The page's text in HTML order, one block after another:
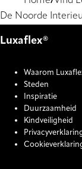
De Noorde
Luxaflex®
Waarom
Steden
Inspiratie
Duurzaamheid
Kindveiligheid